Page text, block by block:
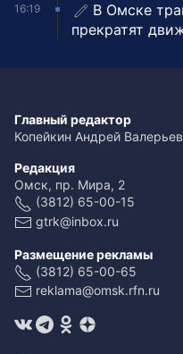
16:19
В Омске
прекратят
Главный редактор
Копейкин Андрей
Редакция
Омск, пр. Мира, 2
(3812) 65-00-15
gtrk@inbox.ru
Размещение рекламы
(3812) 65-00-65
reklama@omsk.rfn.ru